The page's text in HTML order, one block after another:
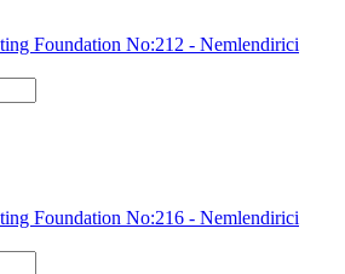
Foundation No:212 - Nemlendirici
Foundation No:216 - Nemlendirici